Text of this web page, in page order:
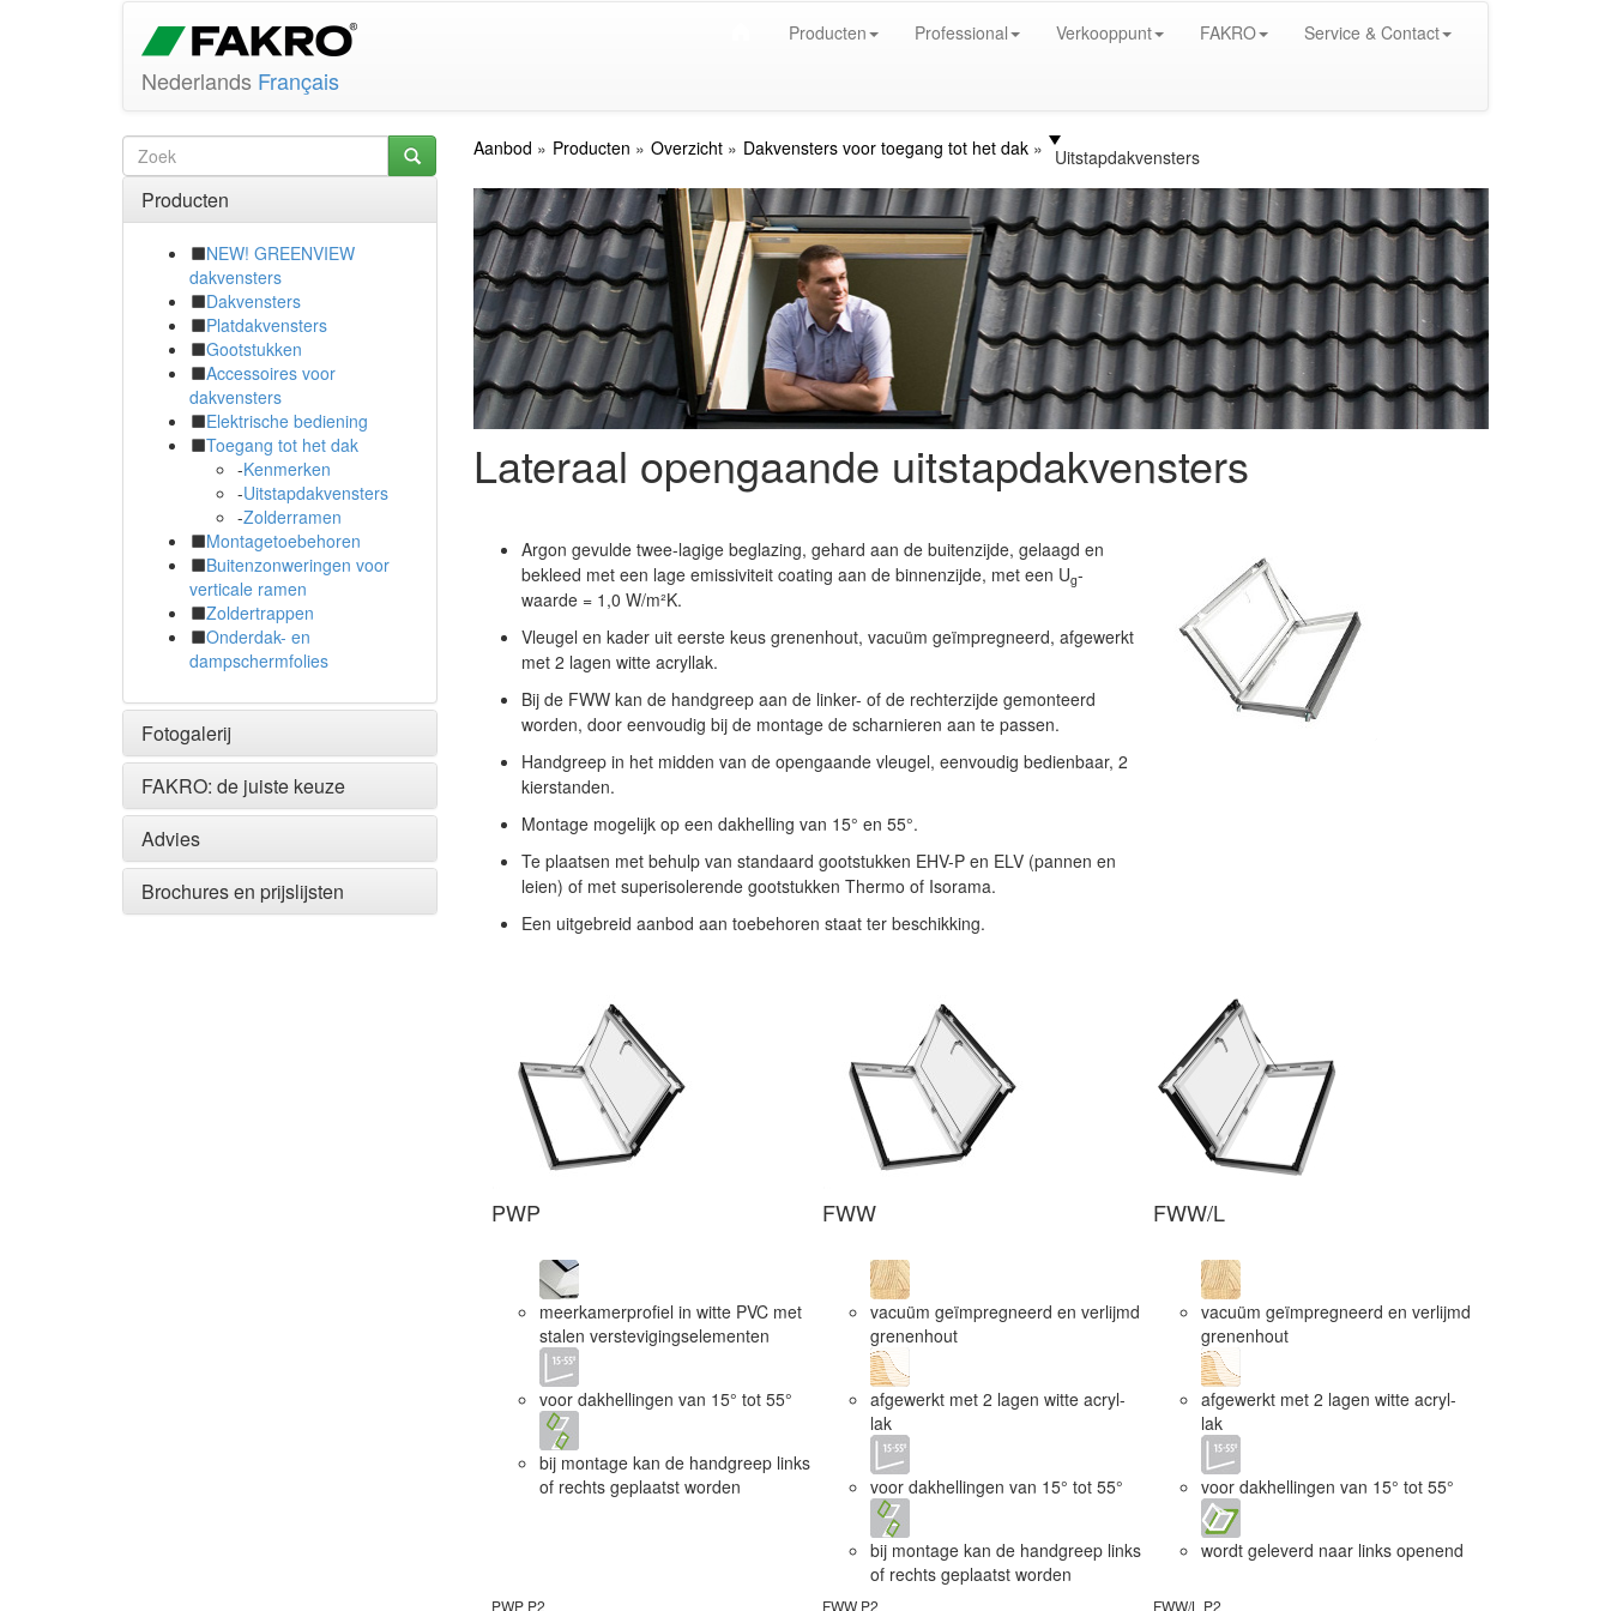
Nederlands Français
Producten Professional Verkooppunt FAKRO Service & Contact
Aanbod Producten Overzicht Dakvensters voor toegang tot het dak Uitstapdakvensters
Producten
NEW! GREENVIEW
dakvensters
Dakvensters
Platdakvensters
Gootstukken
Accessoires voor
dakvensters
Elektrische bediening
Toegang tot het dak
-Kenmerken
-Uitstapdakvensters
-Zolderramen
Montagetoebehoren
Buitenzonweringen voor
verticale ramen
Zoldertrappen
Onderdak- en
dampschermfolies
Fotogalerij
FAKRO: de juiste keuze
Advies
Brochures en prijslijsten
Lateraal opengaande uitstapdakvensters
Argon gevulde twee-lagige beglazing, gehard aan de buitenzijde, gelaagd en
bekleed met een lage emissiviteit coating aan de binnenzijde, met een Ug-
waarde = 1,0 W/m²K.
Vleugel en kader uit eerste keus grenenhout, vacuüm geïmpregneerd, afgewerkt
met 2 lagen witte acryllak.
Bij de FWW kan de handgreep aan de linker- of de rechterzijde gemonteerd
worden, door eenvoudig bij de montage de scharnieren aan te passen.
Handgreep in het midden van de opengaande vleugel, eenvoudig bedienbaar, 2
kierstanden.
Montage mogelijk op een dakhelling van 15° en 55°.
Te plaatsen met behulp van standaard gootstukken EHV-P en ELV (pannen en
leien) of met superisolerende gootstukken Thermo of Isorama.
Een uitgebreid aanbod aan toebehoren staat ter beschikking.
PWP
meerkamerprofiel in witte PVC met
stalen verstevigingselementen
voor dakhellingen van 15° tot 55°
bij montage kan de handgreep links
of rechts geplaatst worden
PWP P2
FWW
vacuüm geïmpregneerd en verlijmd
grenenhout
afgewerkt met 2 lagen witte acryl-
lak
voor dakhellingen van 15° tot 55°
bij montage kan de handgreep links
of rechts geplaatst worden
FWW P2
FWW/L
vacuüm geïmpregneerd en verlijmd
grenenhout
afgewerkt met 2 lagen witte acryl-
lak
voor dakhellingen van 15° tot 55°
wordt geleverd naar links openend
FWW/L P2